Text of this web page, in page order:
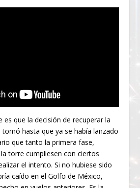
es que la decisión de recuperar la
hasta que ya se había lanzado
que tanto la primera fase,
torre cumpliesen con ciertos
el intento. Si no hubiese sido
caído en el Golfo de México,